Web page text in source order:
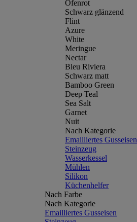
Ofenrot
Schwarz glänzend
Flint
Azure
White
Meringue
Nectar
Bleu Riviera
Schwarz matt
Bamboo Green
Deep Teal
Sea Salt
Garnet
Nuit
Nach Kategorie
Emailliertes Gusseisen
Steinzeug
Wasserkessel
Mühlen
Silikon
Küchenhelfer
Nach Farbe
Nach Kategorie
Emailliertes Gusseisen